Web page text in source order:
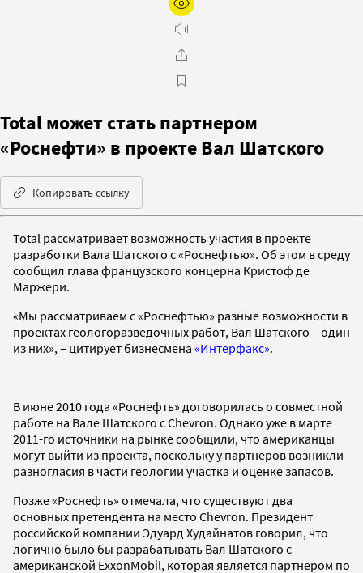
Total может стать партнером
«Роснефти» в проекте Вал Шатского
Копировать ссылку
Total рассматривает возможность участия в проекте
разработки Вала Шатского с «Роснефтью». Об этом в среду
сообщил глава французского концерна Кристоф де
Маржери.
«Мы рассматриваем с «Роснефтью» разные возможности в
проектах геологоразведочных работ, Вал Шатского – один
из них», – цитирует бизнесмена «Интерфакс».
В июне 2010 года «Роснефть» договорилась о совместной
работе на Вале Шатского сChevron. Однако уже в марте
2011-го источники на рынке сообщили, что американцы
могут выйти из проекта, поскольку у партнеров возникли
разногласия в части геологии участка и оценке запасов.
Позже «Роснефть» отмечала, что существуют два
основных претендента на место Chevron. Президент
российской компании Эдуард Худайнатов говорил, что
логично было бы разрабатывать Вал Шатского с
американской ExxonMobil, которая является партнером по